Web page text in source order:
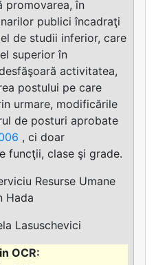
promovarea, în
publici încadraţi
de studii inferior, care
superior în
activitatea,
postului pe care
urmare, modificările
de posturi aprobate
, ci doar
funcţii, clase şi grade.
Resurse Umane
Hada
Lasuschevici